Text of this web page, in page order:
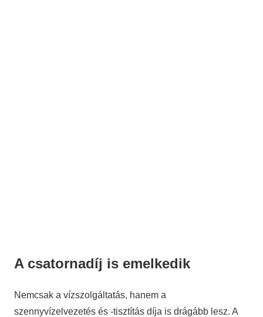
A csatornadíj is emelkedik
Nemcsak a vízszolgáltatás, hanem a
szennyvízelvezetés és -tisztítás díja is drágább lesz. A